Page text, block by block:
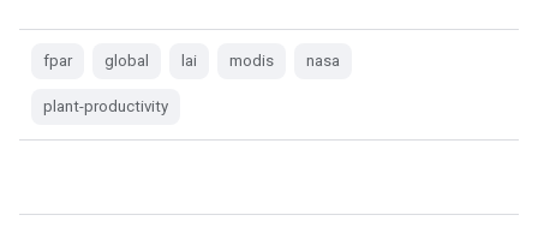
fpar global lai modis nasa
plant-productivity